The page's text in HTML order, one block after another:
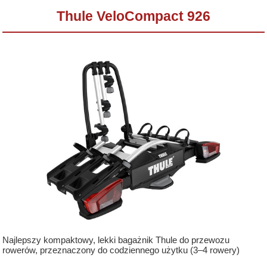
Thule VeloCompact 926
Najlepszy kompaktowy, lekki bagażnik Thule do przewozu
rowerów, przeznaczony do codziennego użytku (3–4 rowery)